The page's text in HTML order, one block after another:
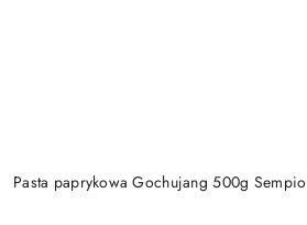
Pasta paprykowa Gochujang 500g Sempio